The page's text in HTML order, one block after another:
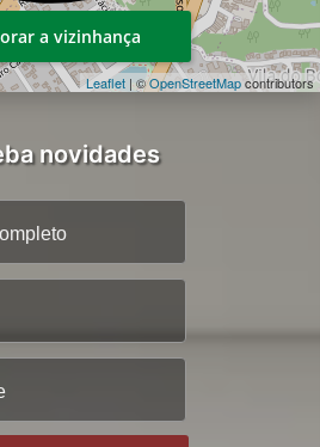
Leaflet | ©OpenStreetMapcontributors
a vizinhança
novidades